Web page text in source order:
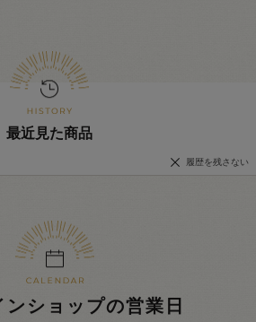
最近見た商品
履歴を残さない
ンショップの営業日